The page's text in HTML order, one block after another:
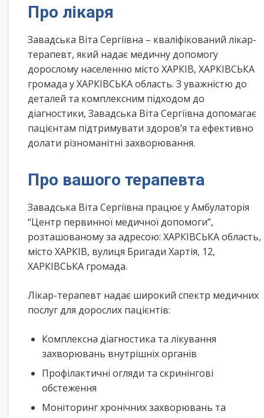
Про лікаря
Завадська Віта Сергіївна – кваліфікований лікар-
терапевт, який надає медичну допомогу
дорослому населенню місто ХАРКІВ, ХАРКІВСЬКА
громада у ХАРКІВСЬКА область. З уважністю до
деталей та комплексним підходом до
діагностики, Завадська Віта Сергіївна допомагає
пацієнтам підтримувати здоров’я та ефективно
долати різноманітні захворювання.
Про вашого терапевта
Завадська Віта Сергіївна працює у Амбулаторія
“Центр первинної медичної допомоги”,
розташованому за адресою: ХАРКІВСЬКА область,
місто ХАРКІВ, вулиця Бригади Хартія, 12,
ХАРКІВСЬКА громада.
Лікар-терапевт надає широкий спектр медичних
послуг для дорослих пацієнтів:
Комплексна діагностика та лікування
захворювань внутрішніх органів
Профілактичні огляди та скринінгові
обстеження
Моніторинг хронічних захворювань та